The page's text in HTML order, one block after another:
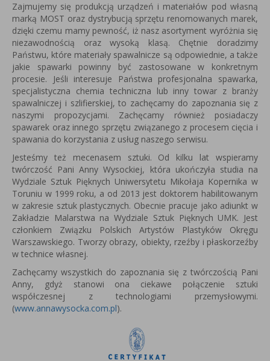
Zajmujemy się produkcją urządzeń i materiałów pod własną
marką MOST oraz dystrybucją sprzętu renomowanych marek,
dzięki czemu mamy pewność, iż nasz asortyment wyróżnia się
niezawodnością oraz wysoką klasą. Chętnie doradzimy
Państwu, które materiały spawalnicze są odpowiednie, a także
jakie spawarki powinny być zastosowane w konkretnym
procesie. Jeśli interesuje Państwa profesjonalna spawarka,
specjalistyczna chemia techniczna lub inny towar z branży
spawalniczej i szlifierskiej, to zachęcamy do zapoznania się z
naszymi propozycjami. Zachęcamy również posiadaczy
spawarek oraz innego sprzętu związanego z procesem cięcia i
spawania do korzystania z usług naszego serwisu.
Jesteśmy też mecenasem sztuki. Od kilku lat wspieramy
twórczość Pani Anny Wysockiej, która ukończyła studia na
Wydziale Sztuk Pięknych Uniwersytetu Mikołaja Kopernika w
Toruniu w 1999 roku, a od 2013 jest doktorem habilitowanym
w zakresie sztuk plastycznych. Obecnie pracuje jako adiunkt w
Zakładzie Malarstwa na Wydziale Sztuk Pięknych UMK. Jest
członkiem Związku Polskich Artystów Plastyków Okręgu
Warszawskiego. Tworzy obrazy, obiekty, rzeźby i płaskorzeźby
w technice własnej.
Zachęcamy wszystkich do zapoznania się z twórczością Pani
Anny, gdyż stanowi ona ciekawe połączenie sztuki
współczesnej z technologiami przemysłowymi.
(www.annawysocka.com.pl).